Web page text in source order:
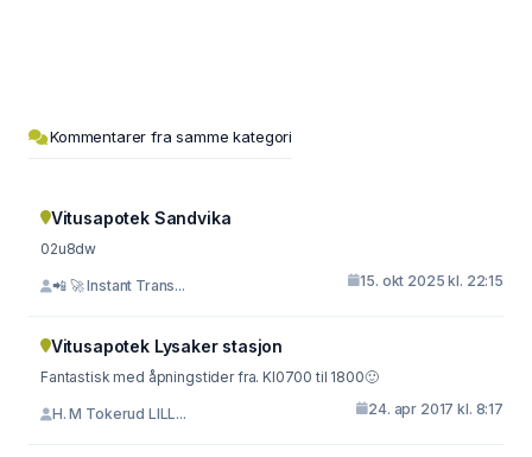
Kommentarer fra samme kategori
Vitusapotek Sandvika
02u8dw
📲 🚀 Instant Trans... 15. okt 2025 kl. 22:15
Vitusapotek Lysaker stasjon
Fantastisk med åpningstider fra. Kl0700 til 1800🙂
H. M Tokerud LILL... 24. apr 2017 kl. 8:17